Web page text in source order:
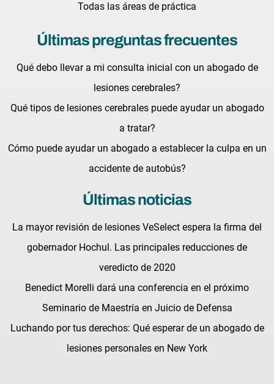
Todas las áreas de práctica
Últimas preguntas frecuentes
Qué debo llevar a mi consulta inicial con un abogado de
lesiones cerebrales?
Qué tipos de lesiones cerebrales puede ayudar un abogado
a tratar?
Cómo puede ayudar un abogado a establecer la culpa en un
accidente de autobús?
Últimas noticias
La mayor revisión de lesiones VeSelect espera la firma del
gobernador Hochul. Las principales reducciones de
veredicto de 2020
Benedict Morelli dará una conferencia en el próximo
Seminario de Maestría en Juicio de Defensa
Luchando por tus derechos: Qué esperar de un abogado de
lesiones personales en New York